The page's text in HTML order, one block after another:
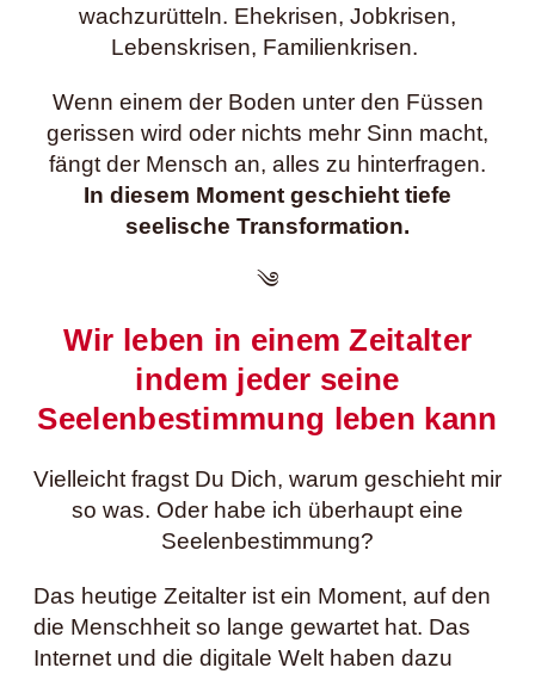
wachzurütteln. Ehekrisen, Jobkrisen,
Lebenskrisen, Familienkrisen.
Wenn einem der Boden unter den Füssen
gerissen wird oder nichts mehr Sinn macht,
fängt der Mensch an, alles zu hinterfragen.
In diesem Moment geschieht tiefe
seelische Transformation.
༄
Wir leben in einem Zeitalter
indem jeder seine
Seelenbestimmung leben kann
Vielleicht fragst Du Dich, warum geschieht mir
so was. Oder habe ich überhaupt eine
Seelenbestimmung?
Das heutige Zeitalter ist ein Moment, auf den
die Menschheit so lange gewartet hat. Das
Internet und die digitale Welt haben dazu